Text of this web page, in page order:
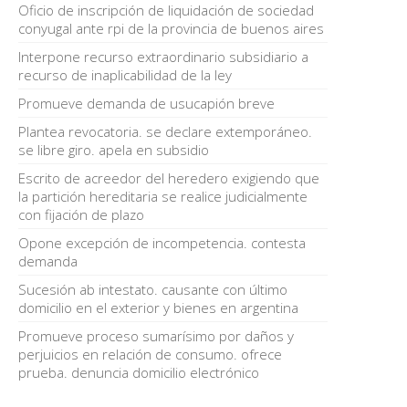
Oficio de inscripción de liquidación de sociedad
conyugal ante rpi de la provincia de buenos aires
Interpone recurso extraordinario subsidiario a
recurso de inaplicabilidad de la ley
Promueve demanda de usucapión breve
Plantea revocatoria. se declare extemporáneo.
se libre giro. apela en subsidio
Escrito de acreedor del heredero exigiendo que
la partición hereditaria se realice judicialmente
con fijación de plazo
Opone excepción de incompetencia. contesta
demanda
Sucesión ab intestato. causante con último
domicilio en el exterior y bienes en argentina
Promueve proceso sumarísimo por daños y
perjuicios en relación de consumo. ofrece
prueba. denuncia domicilio electrónico